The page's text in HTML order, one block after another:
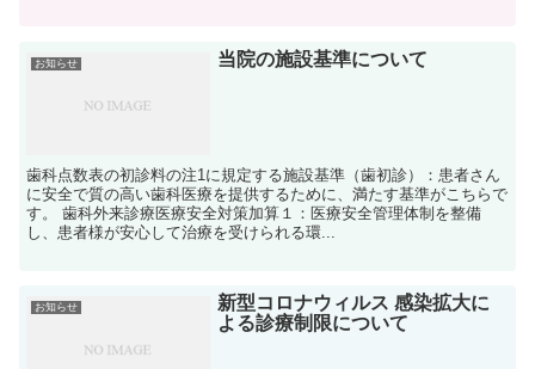
お知らせ 当院の施設基準について
歯科点数表の初診料の注1に規定する施設基準（歯初診）：患者さん
に安全で質の高い歯科医療を提供するために、満たす基準がこちらで
す。 歯科外来診療医療安全対策加算１：医療安全管理体制を整備
し、患者様が安心して治療を受けられる環...
お知らせ
新型コロナウィルス 感染拡大に
よる診療制限について